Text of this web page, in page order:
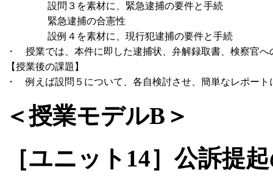
設問３を素材に、緊急逮捕の要件と手続
緊急逮捕の合憲性
設例４を素材に、現行犯逮捕の要件と手続
・
授業では、本件に即した逮捕状、弁解録取書、検察官
【授業後の課題】
・
例えば設問５について、各自検討させ、簡単なレポート
＜授業モデルB＞
［ユニット14］公訴提